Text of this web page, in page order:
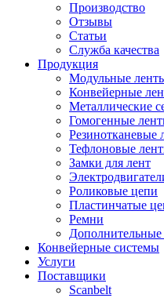
Производство
Отзывы
Статьи
Служба качества
Продукция
Модульные
Конвейерные
Металлические
Гомогенные
Резинотканевые
Тефлоновые
Замки для лент
Роликовые цепи
Пластинчатые
Ремни
Дополнительные
Конвейерные системы
Услуги
Поставщики
Scanbelt